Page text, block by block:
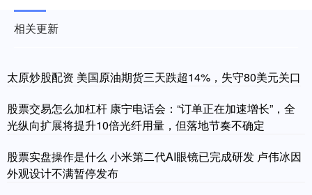
相关更新
太原炒股配资 美国原油期货三天跌超14%，失守80美元关口
股票交易怎么加杠杆 康宁电话会：“订单正在加速增长”，全
光纵向扩展将提升10倍光纤用量，但落地节奏不确定
股票实盘操作是什么 小米第二代AI眼镜已完成研发 卢伟冰因
外观设计不满暂停发布